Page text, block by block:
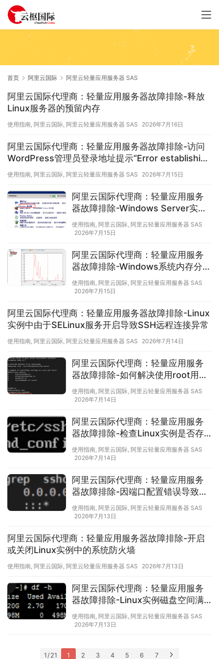
首页 阿里云国际 阿里云轻量应用服务器 SAS
阿里云国际代理商：轻量应用服务器故障排除-释放
Linux服务器的预留内存
使用指南, 阿里云国际, 阿里云轻量应用服务器 SAS 2026年7月16日
阿里云国际代理商：轻量应用服务器故障排除-访问
WordPress管理员登录地址提示“Error establishing
a database connection”
使用指南, 阿里云国际, 阿里云轻量应用服务器 SAS 2026年7月15日
阿里云国际代理商：轻量应用服务
器故障排除-Windows Server实例
防火墙策略的配置方法
使用指南, 阿里云国际, 阿里云轻量应用服务器 SAS
2026年7月15日
阿里云国际代理商：轻量应用服务
器故障排除-Windows系统内存分析
工具介绍
使用指南, 阿里云国际, 阿里云轻量应用服务器 SAS
2026年7月15日
阿里云国际代理商：轻量应用服务器故障排除-Linux
实例中由于SELinux服务开启导致SSH远程连接异常
使用指南, 阿里云国际, 阿里云轻量应用服务器 SAS 2026年7月14日
阿里云国际代理商：轻量应用服务
器故障排除-如何解决使用root用户
通过SSH登录Linux实例时报
“Permission denied, please try
使用指南, 阿里云国际, 阿里云轻量应用服务器 SAS
2026年7月14日
阿里云国际代理商：轻量应用服务
器故障排除-检查Linux实例是否存
在SSH服务所需的必备文件或目录
使用指南, 阿里云国际, 阿里云轻量应用服务器 SAS
2026年7月14日
阿里云国际代理商：轻量应用服务
器故障排除-因端口配置错误导致使
用SSH或Workbench无法连接实例
怎么办
使用指南, 阿里云国际, 阿里云轻量应用服务器 SAS
2026年7月13日
阿里云国际代理商：轻量应用服务器故障排除-开启
或关闭Linux实例中的系统防火墙
使用指南, 阿里云国际, 阿里云轻量应用服务器 SAS 2026年7月13日
阿里云国际代理商：轻量应用服务
器故障排除-Linux实例磁盘空间满
和Inode满的问题排查方法
使用指南, 阿里云国际, 阿里云轻量应用服务器 SAS
2026年7月13日
1 / 21 1 2 3 4 5 6 7